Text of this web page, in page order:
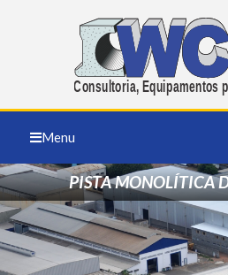
Menu
PISTA MONOLÍTICA